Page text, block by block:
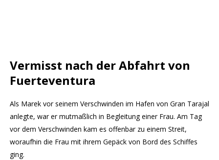
Vermisst nach der Abfahrt von
Fuerteventura
Als Marek vor seinem Verschwinden im Hafen von Gran Tarajal
anlegte, war er mutmaßlich in Begleitung einer Frau. Am Tag
vor dem Verschwinden kam es offenbar zu einem Streit,
woraufhin die Frau mit ihrem Gepäck von Bord des Schiffes
ging.